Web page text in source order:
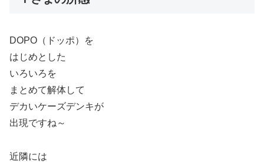
DOPO（ドッポ）を
はじめとした
いろいろを
まとめて解体して
デカいケーズデンキが
出現ですね～
近隣には